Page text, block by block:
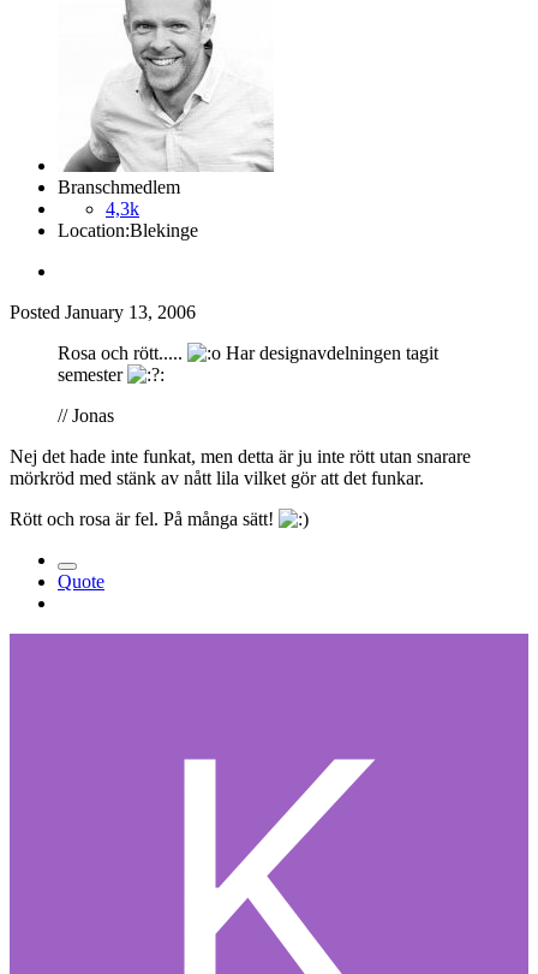
Branschmedlem
4,3k
Location:Blekinge
Posted January 13, 2006
Rosa och rött.....
Har designavdelningen tagit
semester
// Jonas
Nej det hade inte funkat, men detta är ju inte rött utan snarare
mörkröd med stänk av nått lila vilket gör att det funkar.
Rött och rosa är fel. På många sätt!
Quote